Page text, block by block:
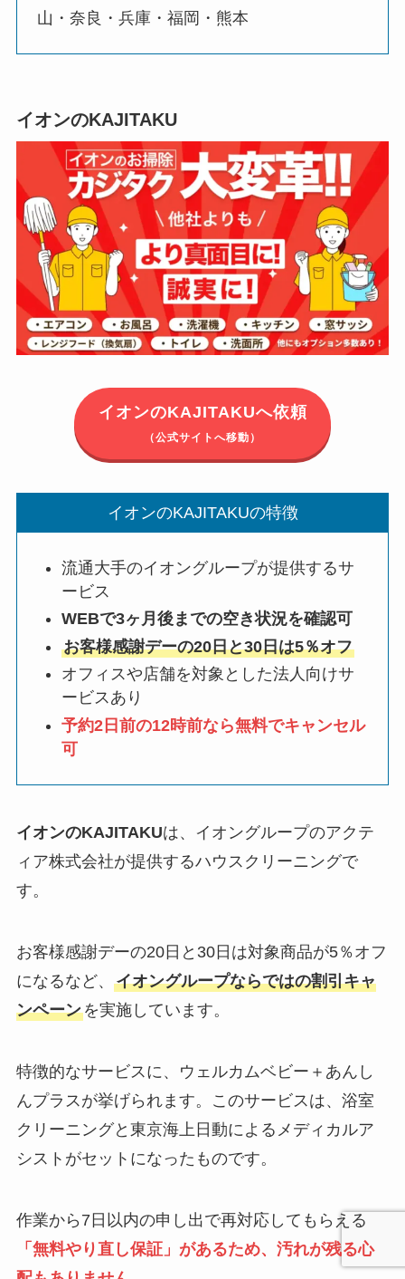
山・奈良・兵庫・福岡・熊本
イオンのKAJITAKU
イオンのKAJITAKUへ依頼
（公式サイトへ移動）
イオンのKAJITAKUの特徴
流通大手のイオングループが提供するサ
ービス
WEBで3ヶ月後までの空き状況を確認可
お客様感謝デーの20日と30日は5％オフ
オフィスや店舗を対象とした法人向けサ
ービスあり
予約2日前の12時前なら無料でキャンセル
可
イオンのKAJITAKUは、イオングループのアクテ
ィア株式会社が提供するハウスクリーニングで
す。
お客様感謝デーの20日と30日は対象商品が5％オフ
になるなど、 イオングループならではの割引キャ
ンペーンを実施しています。
特徴的なサービスに、ウェルカムベビー＋あんし
んプラスが挙げられます。このサービスは、浴室
クリーニングと東京海上日動によるメディカルア
シストがセットになったものです。
作業から7日以内の申し出で再対応してもらえる
「無料やり直し保証」があるため、汚れが残る心